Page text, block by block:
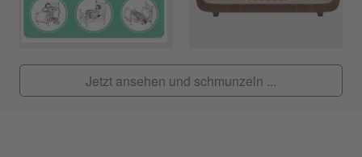
Jetzt ansehen und schmunzeln ...